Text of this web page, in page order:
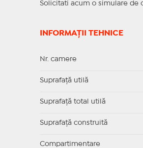
Solicitati acum o simulare de
INFORMAȚII TEHNICE
Nr. camere
Suprafaţă utilă
Suprafaţă total utilă
Suprafaţă construită
Compartimentare